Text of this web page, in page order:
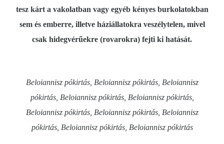
tesz kárt a vakolatban vagy egyéb kényes burkolatokban
sem és emberre, illetve háziállatokra veszélytelen, mivel
csak hidegvérűekre (rovarokra) fejti ki hatását.
Beloiannisz pókirtás, Beloiannisz pókirtás, Beloiannisz
pókirtás, Beloiannisz pókirtás, Beloiannisz pókirtás,
Beloiannisz pókirtás, Beloiannisz pókirtás, Beloiannisz
pókirtás, Beloiannisz pókirtás, Beloiannisz pókirtás